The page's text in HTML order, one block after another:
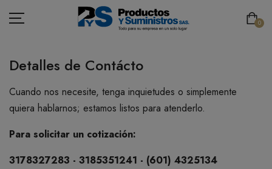
0
ASEO
PAPELERÍA
CAFETERÍA
Detalles de Contácto
Cuando nos necesite, tenga inquietudes o simplemente
quiera hablarnos; estamos listos para atenderlo.
Para solicitar un cotización:
3178327283 - 3185351241 - (601) 4325134